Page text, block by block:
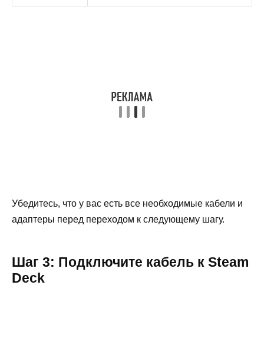
Убедитесь, что у вас есть все необходимые кабели и
адаптеры перед переходом к следующему шагу.
Шаг 3: Подключите кабель к Steam
Deck